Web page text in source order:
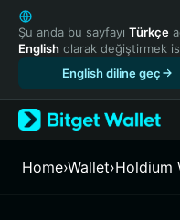
English
日本語
Tiếng Việt
Español (Latinoamérica)
Türkçe
Français
Şu anda bu sayfayı Türkçe
English olarak değiştirmek
English diline geç
Home›Wallet›Holdium